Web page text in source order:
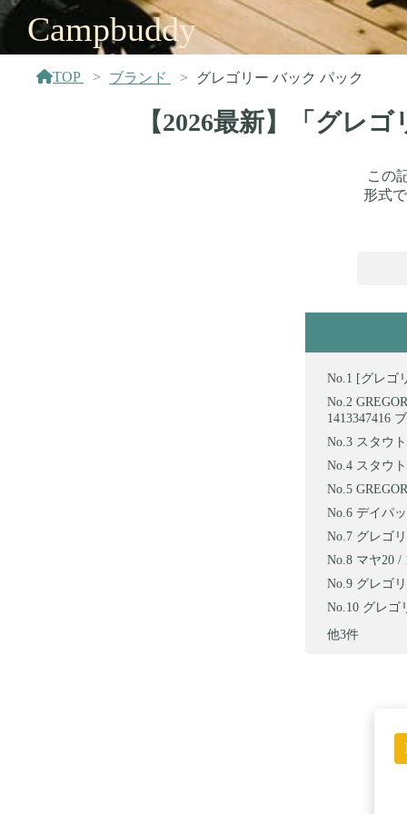
Campbuddy
TOP ブランド グレゴリー バック パック
【2026最新】「グレ
この
形式
[グレゴ
1413347416
スタウ
スタウ
デイパ
グレゴ
マヤ20 /
グレゴ
グレゴ
他3件